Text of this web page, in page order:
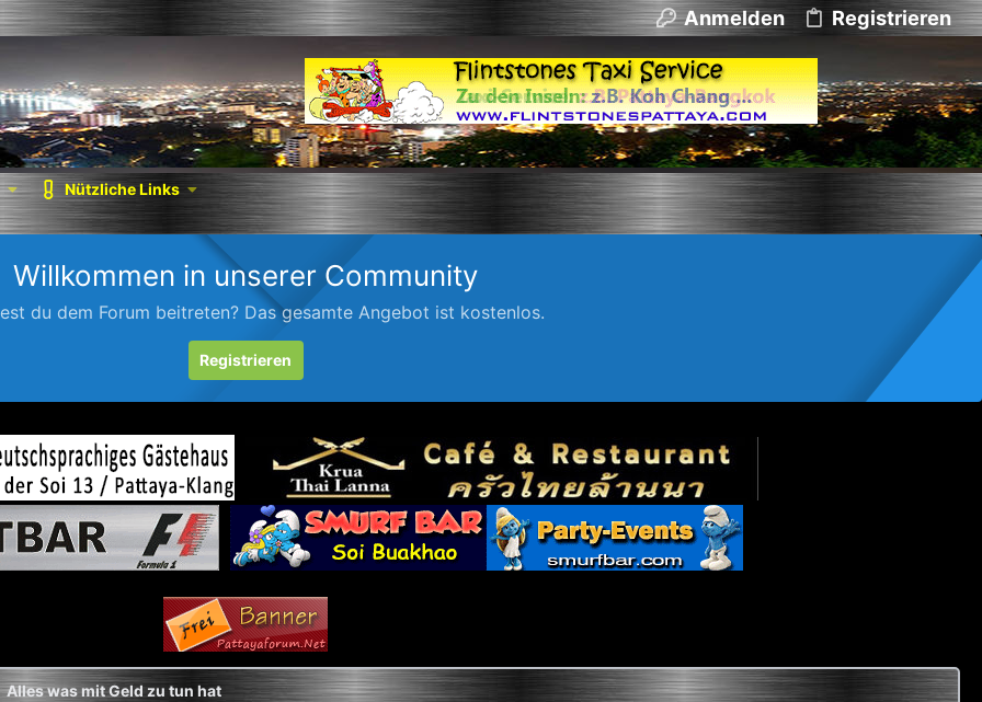
Anmelden Registrieren
Nützliche Links
Willkommen in unserer Community
du dem Forum beitreten? Das gesamte Angebot ist kostenlos.
Registrieren
Alles was mit Geld zu tun hat